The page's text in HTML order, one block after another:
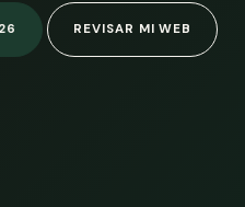
REVISAR MI WEB